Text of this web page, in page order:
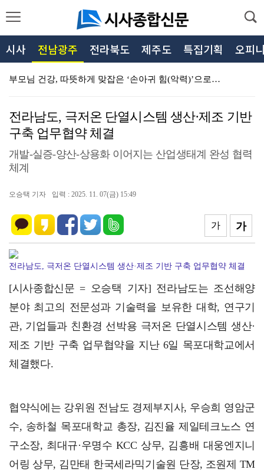
시사 전남광주 전라북도 제주도 특집기획 오피
부모님 건강, 따뜻하게 맞잡은 ‘손아귀 힘(악력)’으로…
전남여성가족재단, 전남지역 22개 가족센터 ‘성인지 관…
강진군, 이동노동자 폭염 대응 지원
강진군, 제26회 대한민국 청자공모전 개최
전라남도, 극저온 단열시스템 생산·제조 기반
구축 업무협약 체결
개발-실증-양산-상용화 이어지는 산업생태계 완성 협력
체계
오승택 기자 입력 : 2025. 11. 07(금) 15:49
가
가
전라남도, 극저온 단열시스템 생산·제조 기반 구축 업무협약 체결
[시사종합신문 = 오승택 기자] 전라남도는 조선해양
분야 최고의 전문성과 기술력을 보유한 대학, 연구기
관, 기업들과 친환경 선박용 극저온 단열시스템 생산·
제조 기반 구축 업무협약을 지난 6일 목포대학교에서
체결했다.
협약식에는 강위원 전남도 경제부지사, 우승희 영암군
수, 송하철 목포대학교 총장, 김진율 제일테크노스 연
구소장, 최대규·우명수 KCC 상무, 김흥배 대웅엔지니
어링 상무, 김만태 한국세라믹기술원 단장, 조원제 TM